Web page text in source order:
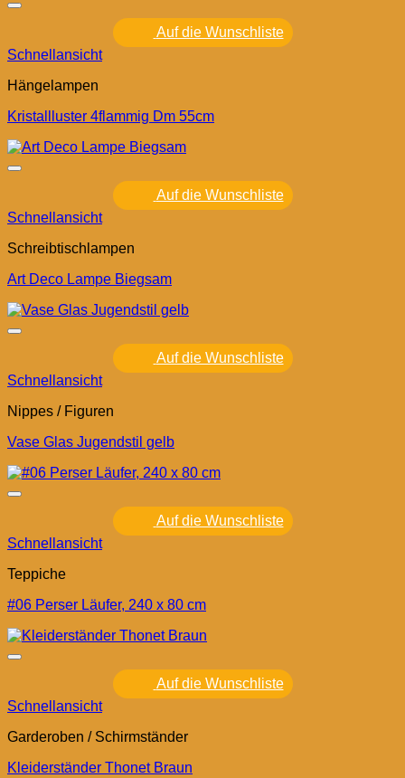
Auf die Wunschliste
Schnellansicht
Hängelampen
Kristallluster 4flammig Dm 55cm
Auf die Wunschliste
Schnellansicht
Schreibtischlampen
Art Deco Lampe Biegsam
Auf die Wunschliste
Schnellansicht
Nippes / Figuren
Vase Glas Jugendstil gelb
Auf die Wunschliste
Schnellansicht
Teppiche
#06 Perser Läufer, 240 x 80 cm
Auf die Wunschliste
Schnellansicht
Garderoben / Schirmständer
Kleiderständer Thonet Braun